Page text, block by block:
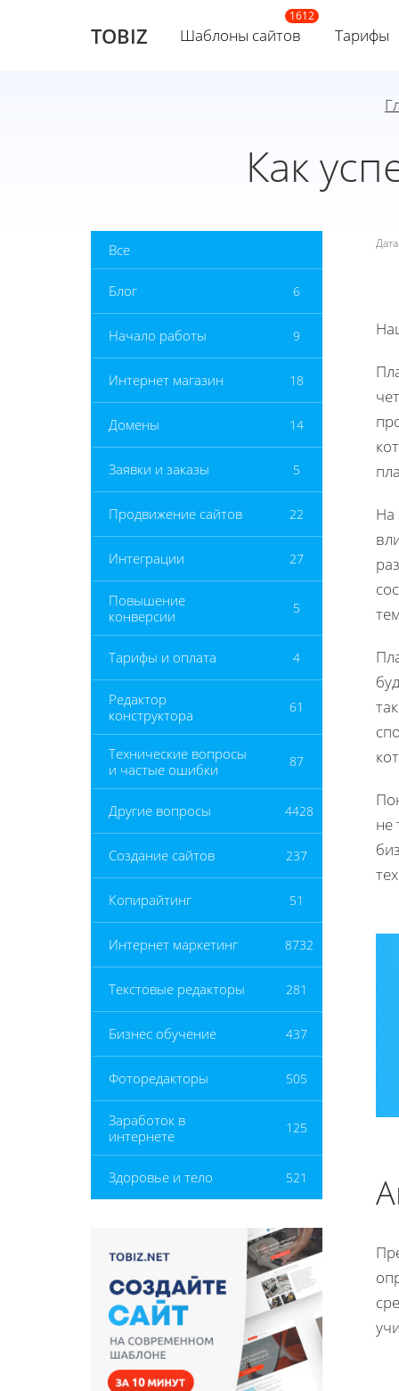
TOBIZ Шаблоны сайтов Тарифы
Как
Все
Блог 6
Начало работы 9
Интернет магазин 18
Домены 14
Заявки и заказы 5
Продвижение сайтов 22
Интеграции 27
Повышение
конверсии
5
Тарифы и оплата 4
Редактор
конструктора
61
Технические вопросы
и частые ошибки
87
Другие вопросы 4428
Создание сайтов 237
Копирайтинг 51
Интернет маркетинг 8732
Текстовые редакторы 281
Бизнес обучение 437
Фоторедакторы 505
Заработок в
интернете
125
Здоровье и тело 521
На
не